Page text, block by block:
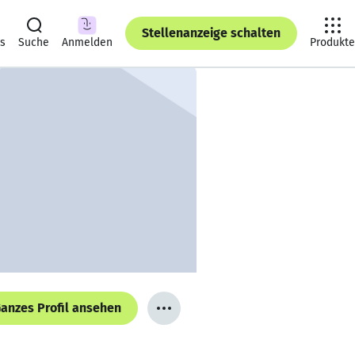
Suche Anmelden
Stellenanzeige schalten
Produkte
Profil ansehen